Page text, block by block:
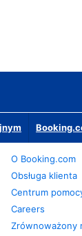
O Booking.com
Obsługa klienta
Centrum
Careers
Zrównoważony